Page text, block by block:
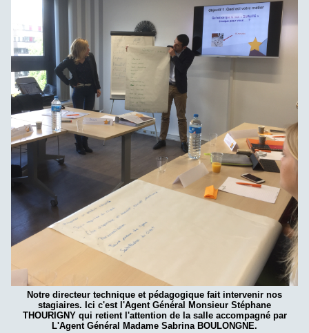
Notre directeur technique et pédagogique fait intervenir nos
stagiaires. Ici c'est l'Agent Général Monsieur Stéphane
THOURIGNY qui retient l'attention de la salle accompagné par
L'Agent Général Madame Sabrina BOULONGNE.